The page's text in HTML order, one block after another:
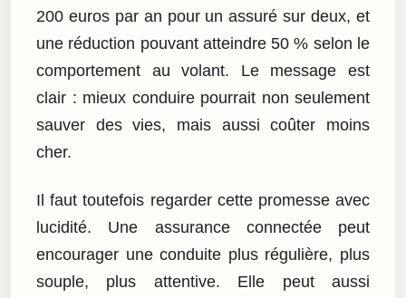
200 euros par an pour un assuré sur deux, et
une réduction pouvant atteindre 50 % selon le
comportement au volant. Le message est
clair : mieux conduire pourrait non seulement
sauver des vies, mais aussi coûter moins
cher.
Il faut toutefois regarder cette promesse avec
lucidité. Une assurance connectée peut
encourager une conduite plus régulière, plus
souple, plus attentive. Elle peut aussi